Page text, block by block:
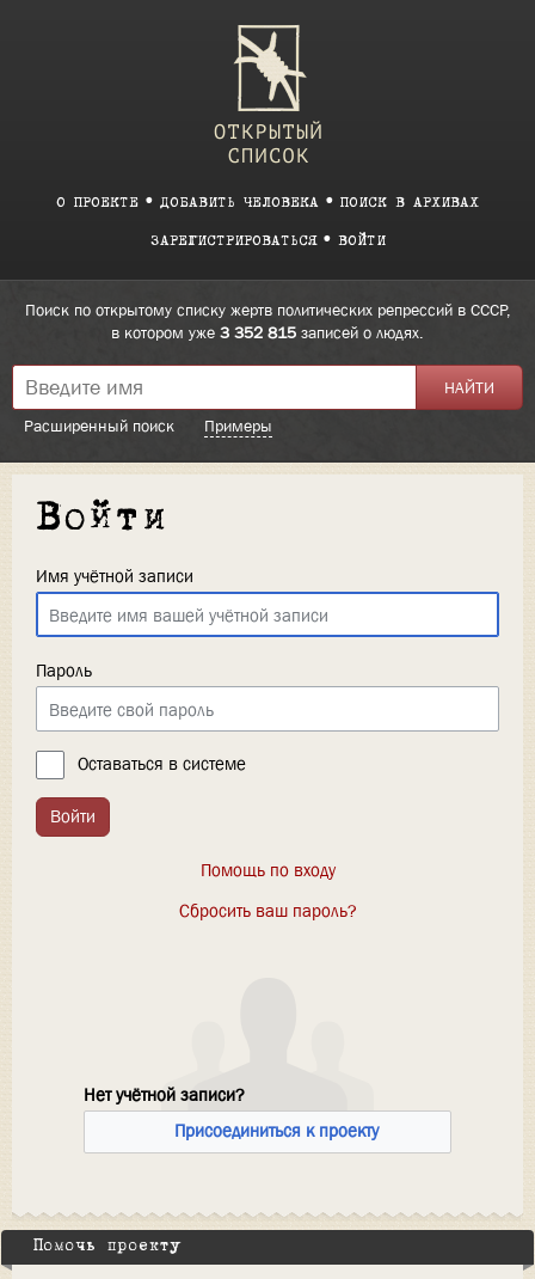
О ПРОЕКТЕ ДОБАВИТЬ ЧЕЛОВЕКА ПОИСК В АРХИВАХ
ЗАРЕГИСТРИРОВАТЬСЯ ВОЙТИ
Поиск по открытому списку жертв политических репрессий в СССР,
в котором уже 3 352 815 записей о людях.
Расширенный поиск Примеры
Войти
Имя учётной записи
Пароль
Оставаться в системе
Войти
Помощь по входу
Сбросить ваш пароль?
Нет учётной записи?
Присоединиться к проекту
Помочь проекту